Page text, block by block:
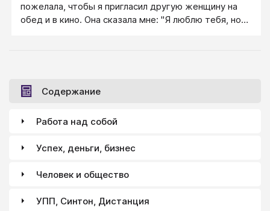
пожелала, чтобы я пригласил другую женщину на
обед и в кино. Она сказала мне: "Я люблю тебя, но
19 лет. Но так как моя работа и трое детей
требовали от меня всех моих сил, я мог посещать
чтобы пригласить ее на ужин и в кино.
Содержание
Работа над собой
Успех, деньги, бизнес
Человек и общество
УПП, Синтон, Дистанция